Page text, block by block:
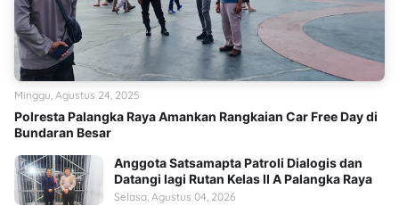
Polresta Palangka Raya Amankan Rangkaian Car Free Day di
Bundaran Besar
Minggu, Agustus 24, 2025
Anggota Satsamapta Patroli Dialogis dan
Datangi lagi Rutan Kelas II A Palangka Raya
Selasa, Agustus 04, 2026